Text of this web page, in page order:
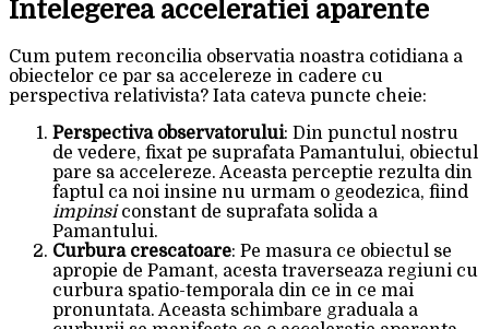
Intelegerea acceleratiei aparente
Cum putem reconcilia observatia noastra cotidiana a
obiectelor ce par sa accelereze in cadere cu
perspectiva relativista? Iata cateva puncte cheie:
Perspectiva observatorului: Din punctul nostru
de vedere, fixat pe suprafata Pamantului, obiectul
pare sa accelereze. Aceasta perceptie rezulta din
faptul ca noi insine nu urmam o geodezica, fiind
impinsiconstant de suprafata solida a
Pamantului.
Curbura crescatoare: Pe masura ce obiectul se
apropie de Pamant, acesta traverseaza regiuni cu
curbura spatio-temporala din ce in ce mai
pronuntata. Aceasta schimbare graduala a